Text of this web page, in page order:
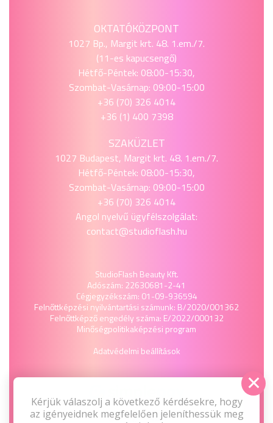
OKTATÓKÖZPONT
1027 Bp., Margit krt. 48. 1.em./7.
(11-es kapucsengő)
Hétfő-Péntek: 08:00-15:30,
Szombat-Vasárnap: 09:00-15:00
+36 (70) 326 4014
+36 (1) 400 7398
SZAKÜZLET
1027 Budapest, Margit krt. 48. 1.em./7.
Hétfő-Péntek: 08:00-15:30,
Szombat-Vasárnap: 09:00-15:00
+36 (70) 326 4014
Angol nyelvű ügyfélszolgálat:
contact@studioflash.hu
StudioFlash Beauty Kft.
Adószám: 22630681-2-41
Cégjegyzékszám: 01-09-936594
Felnőttképzési nyilvántartási számunk: B/2020/001362
Felnőttképző engedély száma: E/2022/000132
Minőségpolitikaképzési program
Adatvédelmi beállítások
Kérjük válaszolj a következő kérdésekre, hogy
az igényeidnek megfelelően jeleníthessük meg